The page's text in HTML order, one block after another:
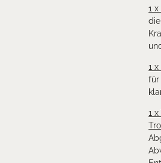
1
1
für
1